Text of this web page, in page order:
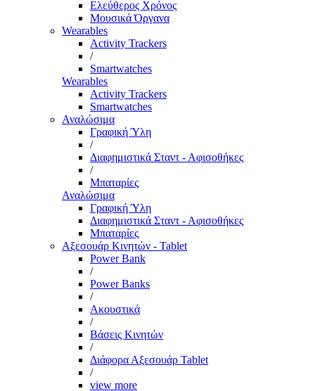
Ελεύθερος Χρόνος
Μουσικά Όργανα
Wearables
Activity Trackers
/
Smartwatches
Wearables
Activity Trackers
Smartwatches
Αναλώσιμα
Γραφική Ύλη
/
Διαφημιστικά Σταντ - Αφισοθήκες
/
Μπαταρίες
Αναλώσιμα
Γραφική Ύλη
Διαφημιστικά Σταντ - Αφισοθήκες
Μπαταρίες
Αξεσουάρ Κινητών - Tablet
Power Bank
/
Power Banks
/
Ακουστικά
/
Βάσεις Κινητών
/
Διάφορα Αξεσουάρ Tablet
/
view more